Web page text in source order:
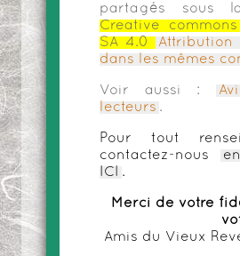
partagés sous
Creative
SA 4.0
Attribution
dans les mêmes
Voir aussi :
lecteurs .
Pour tout
contactez-nous
ICI
.
Merci de votre
Amis du Vieux